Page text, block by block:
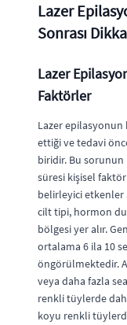
Lazer
Sonrası
Lazer
Faktörler
Lazer epilasyonun
ettiği ve tedavi
biridir. Bu
süresi kişisel
belirleyici etkenler
cilt tipi, hormon
bölgesi yer alır.
ortalama 6 ila 10
öngörülmektedir.
veya daha fazla
renkli tüylerde
koyu renkli